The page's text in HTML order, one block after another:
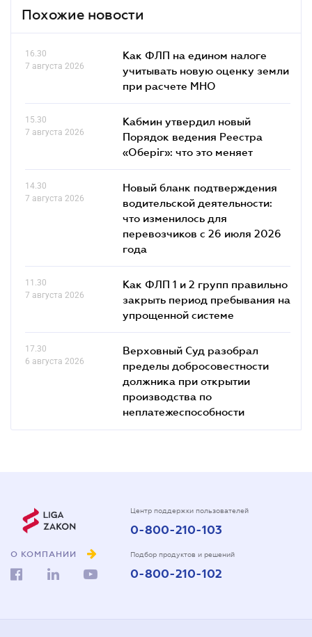
Похожие новости
16.30
7 августа 2026
Как ФЛП на едином налоге
учитывать новую оценку земли
при расчете МНО
15.30
7 августа 2026
Кабмин утвердил новый
Порядок ведения Реестра
«Оберіг»: что это меняет
14.30
7 августа 2026
Новый бланк подтверждения
водительской деятельности:
что изменилось для
перевозчиков с 26 июля 2026
года
11.30
7 августа 2026
Как ФЛП 1 и 2 групп правильно
закрыть период пребывания на
упрощенной системе
17.30
6 августа 2026
Верховный Суд разобрал
пределы добросовестности
должника при открытии
производства по
неплатежеспособности
О КОМПАНИИ
Центр поддержки пользователей
0-800-210-103
Подбор продуктов и решений
0-800-210-102